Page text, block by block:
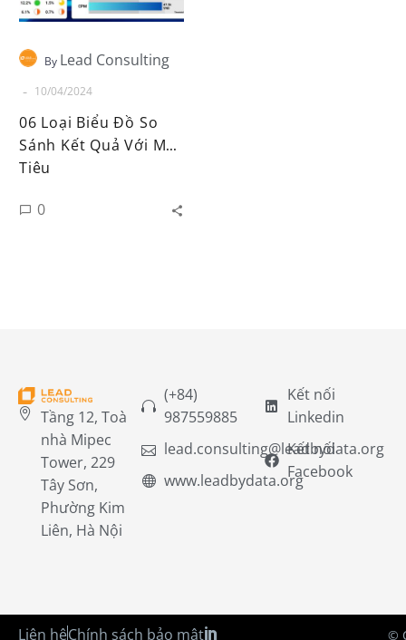
By Lead Consulting
- 10/04/2024
06 Loại Biểu Đồ So
Sánh Kết Quả Với Mục
Tiêu
0
Tầng 12, Toà
nhà Mipec
Tower, 229
Tây Sơn,
Phường Kim
Liên, Hà Nội
(+84)
987559885
lead.consulting@leadbydata.org
www.leadbydata.org
Kết nối
Linkedin
Kết nối
Facebook
©
Liên hệChính sách bảo mật